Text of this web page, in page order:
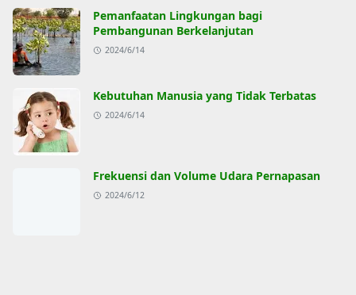
Pemanfaatan Lingkungan bagi
Pembangunan Berkelanjutan
2024/6/14
Kebutuhan Manusia yang Tidak Terbatas
2024/6/14
Frekuensi dan Volume Udara Pernapasan
2024/6/12